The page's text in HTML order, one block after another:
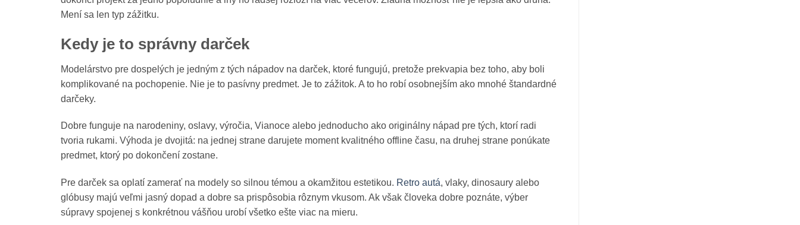
Mení sa len typ zážitku.
Kedy je to správny darček
Modelárstvo pre dospelých je jedným z tých nápadov na darček, ktoré fungujú, pretože prekvapia bez toho, aby boli
komplikované na pochopenie. Nie je to pasívny predmet. Je to zážitok. A to ho robí osobnejším ako mnohé štandardné
darčeky.
Dobre funguje na narodeniny, oslavy, výročia, Vianoce alebo jednoducho ako originálny nápad pre tých, ktorí radi
tvoria rukami. Výhoda je dvojitá: na jednej strane darujete moment kvalitného offline času, na druhej strane ponúkate
predmet, ktorý po dokončení zostane.
Pre darček sa oplatí zamerať na modely so silnou témou a okamžitou estetikou. Retro autá, vlaky, dinosaury alebo
glóbusy majú veľmi jasný dopad a dobre sa prispôsobia rôznym vkusom. Ak však človeka dobre poznáte, výber
súpravy spojenej s konkrétnou vášňou urobí všetko ešte viac na mieru.